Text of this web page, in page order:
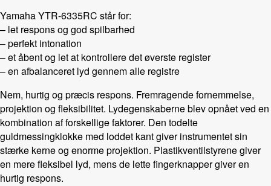
Yamaha YTR-6335RC står for:
– let respons og god spilbarhed
– perfekt intonation
– et åbent og let at kontrollere det øverste register
– en afbalanceret lyd gennem alle registre
Nem, hurtig og præcis respons. Fremragende fornemmelse,
projektion og fleksibilitet. Lydegenskaberne blev opnået ved en
kombination af forskellige faktorer. Den todelte
guldmessingklokke med loddet kant giver instrumentet sin
stærke kerne og enorme projektion. Plastikventilstyrene giver
en mere fleksibel lyd, mens de lette fingerknapper giver en
hurtig respons.